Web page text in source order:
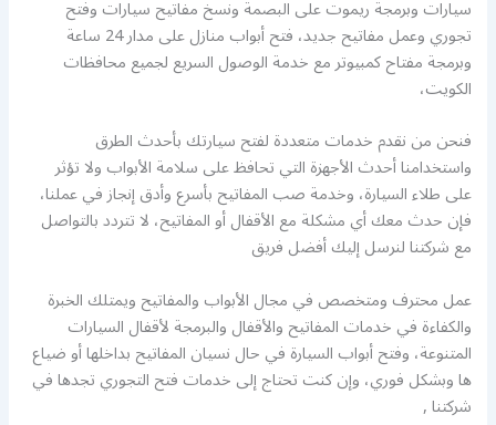
سيارات وبرمجة ريموت على البصمة ونسخ مفاتيح سيارات وفتح
تجوري وعمل مفاتيح جديد، فتح أبواب منازل على مدار 24 ساعة
وبرمجة مفتاح كمبيوتر مع خدمة الوصول السريع لجميع محافظات
الكويت،
فنحن من نقدم خدمات متعددة لفتح سيارتك بأحدث الطرق
واستخدامنا أحدث الأجهزة التي تحافظ على سلامة الأبواب ولا تؤثر
على طلاء السيارة، وخدمة صب المفاتيح بأسرع وأدق إنجاز في عملنا،
فإن حدث معك أي مشكلة مع الأقفال أو المفاتيح، لا تتردد بالتواصل
مع شركتنا لنرسل إليك أفضل فريق
عمل محترف ومتخصص في مجال الأبواب والمفاتيح ويمتلك الخبرة
والكفاءة في خدمات المفاتيح والأقفال والبرمجة لأقفال السيارات
المتنوعة، وفتح أبواب السيارة في حال نسيان المفاتيح بداخلها أو ضياع
ها وبشكل فوري، وإن كنت تحتاج إلى خدمات فتح التجوري تجدها في
شركتنا ,